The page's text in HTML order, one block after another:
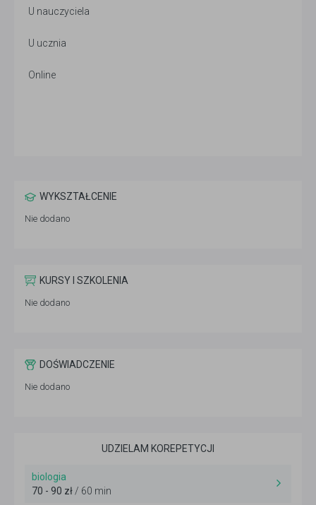
U nauczyciela
U ucznia
Online
WYKSZTAŁCENIE
Nie dodano
KURSY I SZKOLENIA
Nie dodano
DOŚWIADCZENIE
Nie dodano
UDZIELAM KOREPETYCJI
biologia
70 - 90 zł / 60 min